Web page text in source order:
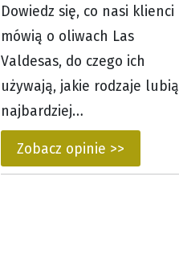
Dowiedz się, co nasi klienci
mówią o oliwach Las
Valdesas, do czego ich
używają, jakie rodzaje lubią
najbardziej…
Zobacz opinie >>